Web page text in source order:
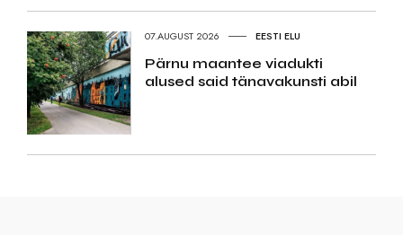
07.AUGUST 2026 EESTI ELU
Pärnu maantee viadukti
alused said tänavakunsti abil